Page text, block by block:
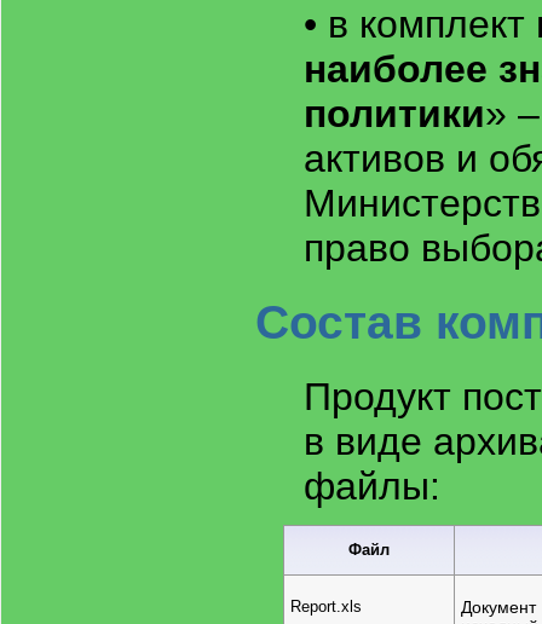
• в
наиболее
политики»
активов и
право
Состав
Продукт
в виде
файлы:
Файл
Report.xls